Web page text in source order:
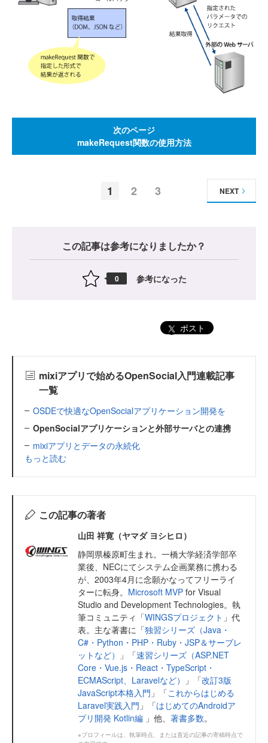
次のページ
makeRequest関数の使用方法
1 2 3 NEXT
この記事は参考になりましたか？
0 参考になった
ポスト
mixiアプリで始めるOpenSocial入門連載記事
一覧
OSDEで快適なOpenSocialアプリケーション開発を
OpenSocialアプリケーションと外部サーバとの連携
mixiアプリとデータの永続化
もっと読む
この記事の著者
山田 祥寛（ヤマダ ヨシヒロ）
静岡県榛原町生まれ。一橋大学経済学部卒
業後、NECにてシステム企画業務に携わる
が、2003年4月に念願かなってフリーライ
ターに転身。 Microsoft MVP for Visual
Studio and Development Technologies。執
筆コミュニティ「WINGSプロジェクト 」代
表。主な著書に「独習シリーズ（Java・
C#・Python・PHP・Ruby・JSP＆サーブレ
ットなど）
」「速習シリーズ（ASP.NET
Core・Vue.js・React・TypeScript・
ECMAScript、Laravelなど）
」「改訂3版
JavaScript本格入門 」「これからはじめる
Laravel実践入門 」「はじめてのAndroidア
プリ開発 Kotlin編 」他、 著書多数。
※プロフィールは、執筆時点、または直近の記事の寄稿時点で